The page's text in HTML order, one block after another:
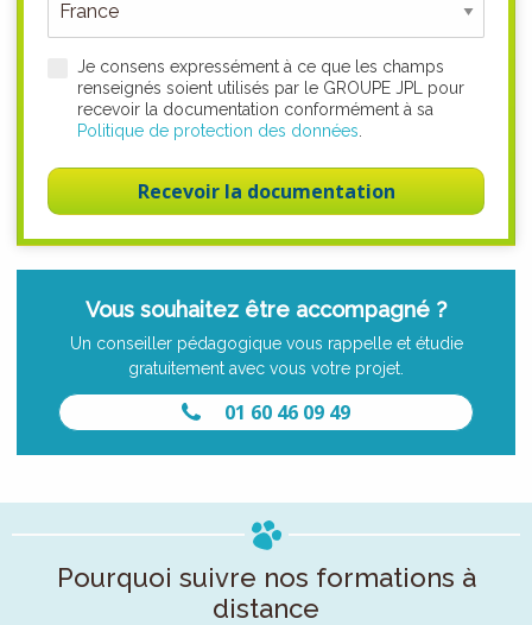
Je consens expressément à ce que les champs
renseignés soient utilisés par le GROUPE JPL pour
recevoir la documentation conformément à sa
Politique de protection des données
Recevoir la documentation
Vous souhaitez être accompagné ?
Un conseiller pédagogique vous rappelle et étudie
gratuitement avec vous votre projet.
01 60 46 09 49
Pourquoi suivre nos formations à
distance